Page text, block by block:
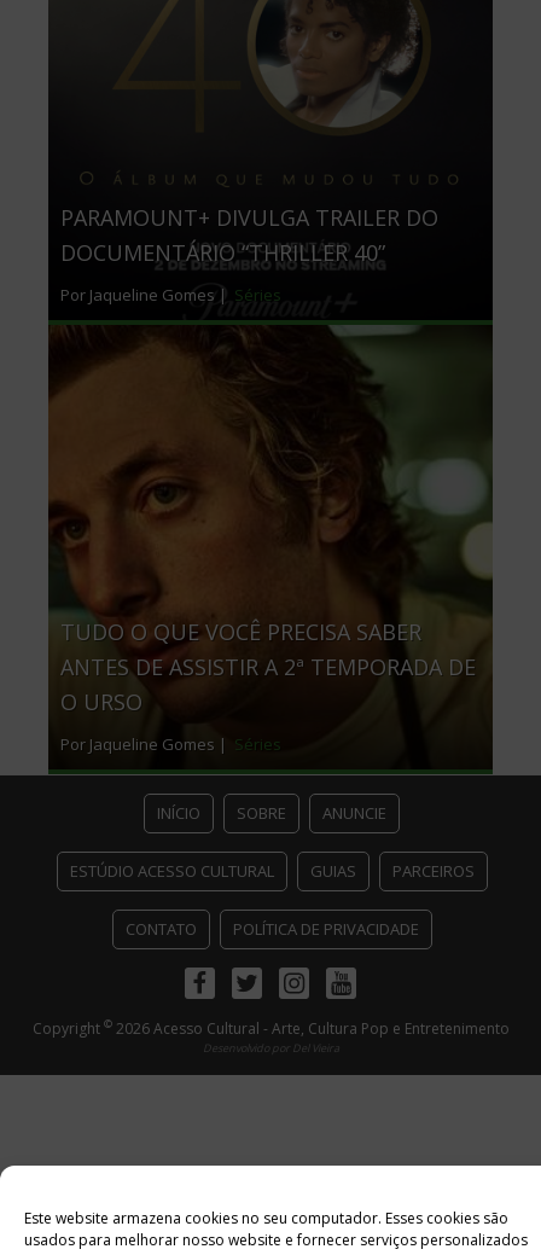
Este website armazena cookies no seu computador. Esses cookies são
usados ​​para melhorar nosso website e fornecer serviços personalizados
PARAMOUNT+ DIVULGA TRAILER DO
DOCUMENTÁRIO “THRILLER 40”
Por Jaqueline Gomes | Séries
TUDO O QUE VOCÊ PRECISA SABER
ANTES DE ASSISTIR A 2ª TEMPORADA DE
O URSO
Por Jaqueline Gomes | Séries
INÍCIO SOBRE ANUNCIE
ESTÚDIO ACESSO CULTURAL GUIAS PARCEIROS
CONTATO POLÍTICA DE PRIVACIDADE
FacebookTwitterInstagramYoutube
Copyright ©2026 Acesso Cultural - Arte, Cultura Pop e Entretenimento
Desenvolvido por Del Vieira